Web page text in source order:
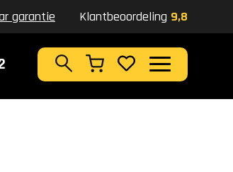
garantie Klantbeoordeling 9,8